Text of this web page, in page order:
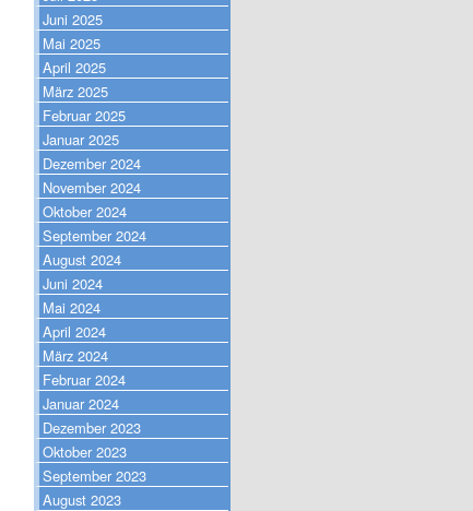
Juni 2025
Mai 2025
April 2025
März 2025
Februar 2025
Januar 2025
Dezember 2024
November 2024
Oktober 2024
September 2024
August 2024
Juni 2024
Mai 2024
April 2024
März 2024
Februar 2024
Januar 2024
Dezember 2023
Oktober 2023
September 2023
August 2023